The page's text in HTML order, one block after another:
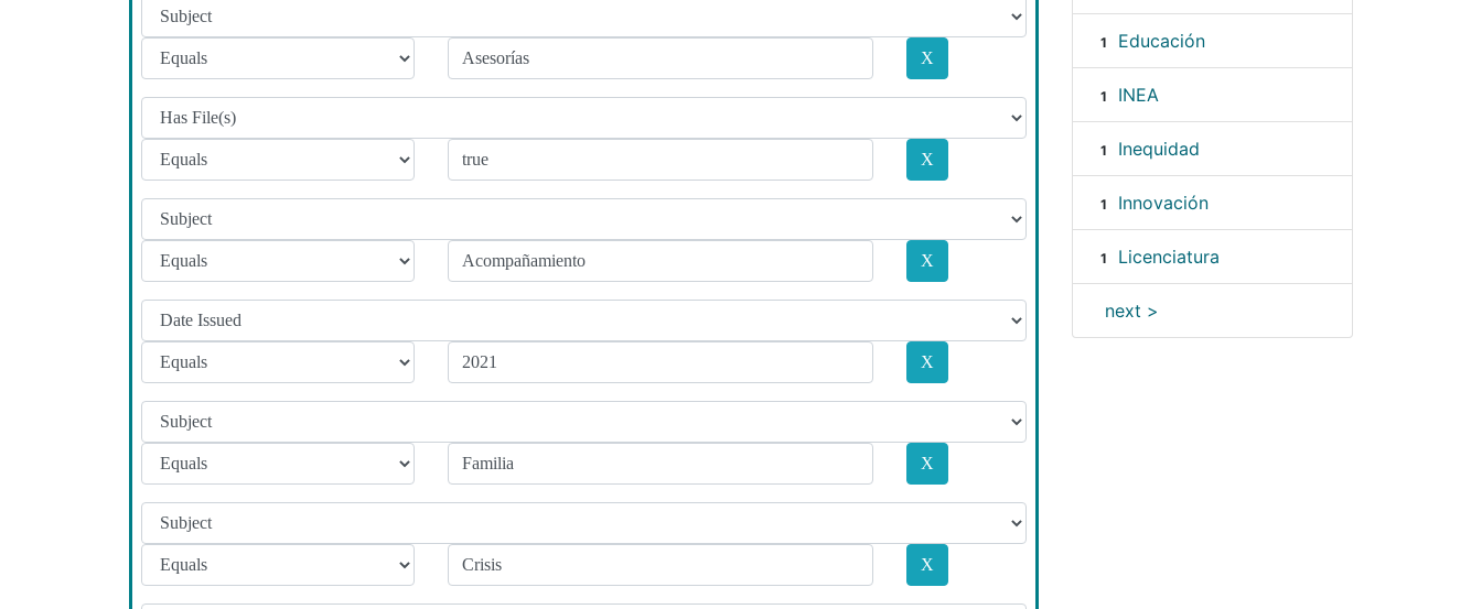
1 Educación
1 INEA
1 Inequidad
1 Innovación
1 Licenciatura
next >